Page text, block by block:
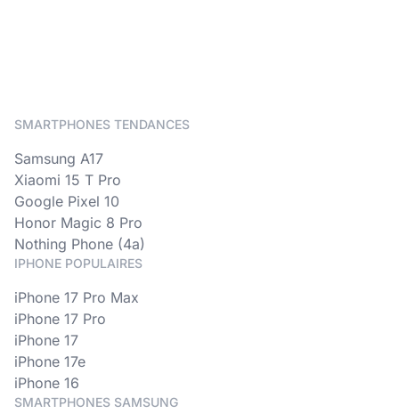
SMARTPHONES TENDANCES
Samsung A17
Xiaomi 15 T Pro
Google Pixel 10
Honor Magic 8 Pro
Nothing Phone (4a)
IPHONE POPULAIRES
iPhone 17 Pro Max
iPhone 17 Pro
iPhone 17
iPhone 17e
iPhone 16
SMARTPHONES SAMSUNG